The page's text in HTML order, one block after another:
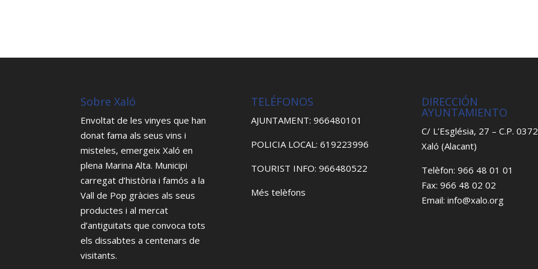
Sobre Xaló
Envoltat de les vinyes que han
donat fama als seus vins i
misteles, emergeix Xaló en
plena Marina Alta. Municipi
carregat d’història i famós a la
Vall de Pop gràcies als seus
productes i al mercat
d’antiguitats que convoca tots
els dissabtes a centenars de
visitants.
TELÉFONOS
AJUNTAMENT: 966480101
POLICIA LOCAL: 619223996
TOURIST INFO: 966480522
Més telèfons
DIRECCIÓN
AYUNTAMIENTO
C/ L’Església, 27 – C.P.
Xaló (Alacant)
Telèfon: 966 48 01 01
Fax: 966 48 02 02
Email: info@xalo.org